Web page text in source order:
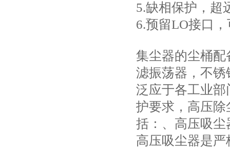
5.缺相保护，超
6.预留LO接口
集尘器的尘桶
滤振荡器，不
泛应于各工业
护要求，高压
括：、高压吸尘
高压吸尘器是